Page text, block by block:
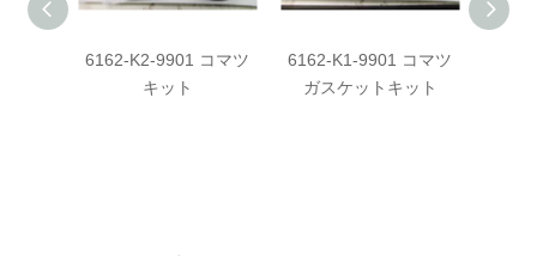
6162-K2-9901 コマツ
キット
6162-K1-9901 コマツ
ガスケットキット